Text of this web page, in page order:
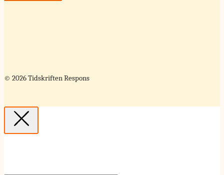
© 2026 Tidskriften Respons